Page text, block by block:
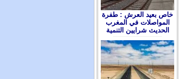
ﺧﺎﺹ ﺑﻌﻴﺪ ﺍﻟﻌﺮﺵ : ﻃﻔﺮﺓ
ﺍﻟﻤﻮﺍﺻﻼﺕ ﻓﻲ ﺍﻟﻤﻐﺮﺏ
ﺍﻟﺤﺪﻳﺚ ﺷﺮﺍﻳﻴﻦ ﺍﻟﺘﻨﻤﻴﺔ